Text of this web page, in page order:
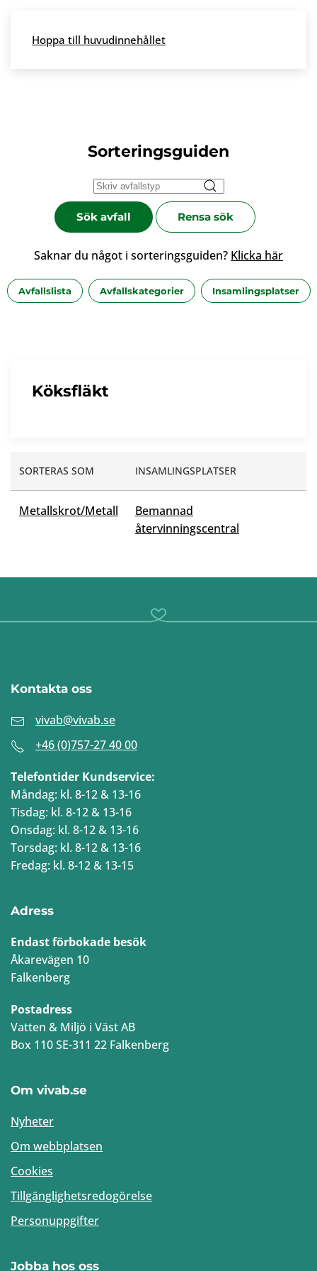
Skip to main content
Hoppa till huvudinnehållet
Sorteringsguiden
Sök avfall Rensa sök
Saknar du något i sorteringsguiden? Klicka här
Avfallslista Avfallskategorier Insamlingsplatser
Köksfläkt
SORTERAS SOM INSAMLINGSPLATSER
Metallskrot/Metall
Bemannad
återvinningscentral
Kontakta oss
vivab@vivab.se
+46 (0)757-27 40 00
Telefontider Kundservice:
Måndag: kl. 8-12 & 13-16
Tisdag: kl. 8-12 & 13-16
Onsdag: kl. 8-12 & 13-16
Torsdag: kl. 8-12 & 13-16
Fredag: kl. 8-12 & 13-15
Adress
Endast förbokade besök
Åkarevägen 10
Falkenberg
Postadress
Vatten & Miljö i Väst AB
Box 110 SE-311 22 Falkenberg
Om vivab.se
Nyheter
Om webbplatsen
Cookies
Tillgänglighetsredogörelse
Personuppgifter
Jobba hos oss